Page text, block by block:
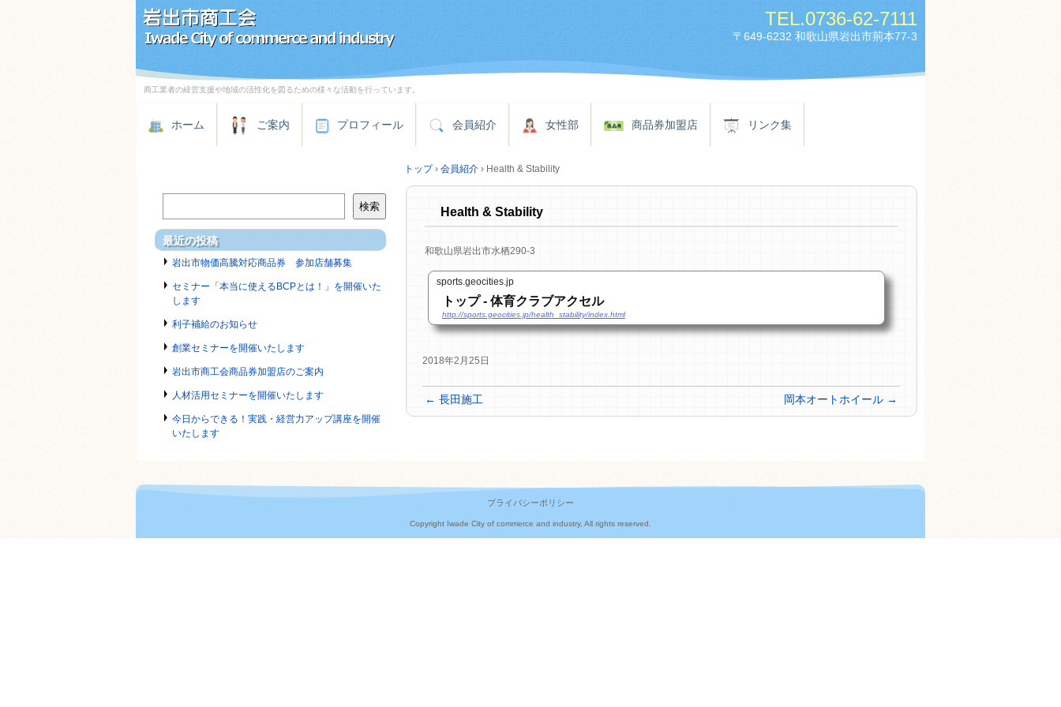
商工業者の経営支援や地域の活性化を図るための様々な活動を行っています。
TEL.0736-62-7111
〒649-6232 和歌山県岩出市荊本77-3
ホーム ご案内 プロフィール 会員紹介 女性部 商品券加盟店 リンク集
トップ › 会員紹介 › Health & Stability
Health & Stability
和歌山県岩出市水栖290-3
sports.geocities.jp
トップ - 体育クラブアクセル
http://sports.geocities.jp/health_stability/index.html
2018年2月25日
← 長田施工 岡本オートホイール →
検索
最近の投稿
岩出市物価高騰対応商品券 参加店舗募集
セミナー「本当に使えるBCPとは！」を開催いた
します
利子補給のお知らせ
創業セミナーを開催いたします
岩出市商工会商品券加盟店のご案内
人材活用セミナーを開催いたします
今日からできる！実践・経営力アップ講座を開催
いたします
プライバシーポリシー
Copyright Iwade City of commerce and industry, All rights reserved.